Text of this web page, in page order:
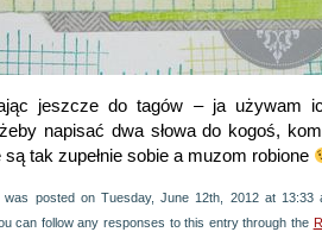
jeszcze do tagów – ja używam
napisać dwa słowa do kogoś,
są tak zupełnie sobie a muzom robione
was posted on Tuesday, June 12th, 2012 at
can follow any responses to this entry through the